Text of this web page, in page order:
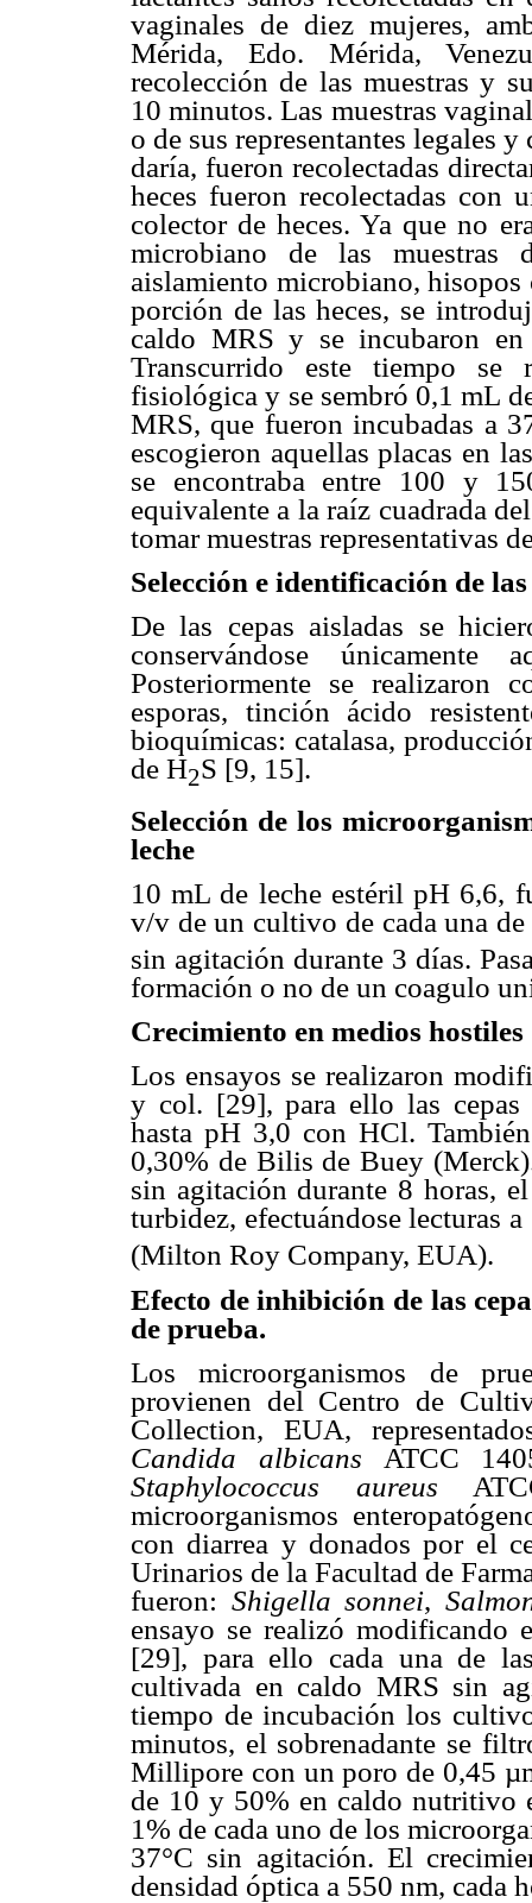
vaginales de diez mujeres,
Mérida, Edo. Mérida,
recolección de las muestras y
10 minutos. Las muestras
o de sus representantes legales
daría, fueron recolectadas
heces fueron recolectadas con
colector de heces. Ya que no
microbiano de las muestras
aislamiento microbiano, hisopos
porción de las heces, se
caldo MRS y se incubaron en
Transcurrido este tiempo se
fisiológica y se sembró 0,1 mL
MRS, que fueron incubadas a
escogieron aquellas placas en
se encontraba entre 100 y
equivalente a la raíz cuadrada
tomar muestras representativas
Selección e identificación de las
De las cepas aisladas se
conservándose
Posteriormente se realizaron
esporas, tinción ácido
bioquímicas: catalasa,
de H2S [9, 15].
Selección de los
leche
10 mL de leche estéril pH 6,6,
v/v de un cultivo de cada una de
sin agitación durante 3 días.
formación o no de un coagulo
Crecimiento en medios hostiles
Los ensayos se realizaron
y col. [29], para ello las cepas
hasta pH 3,0 con HCl.
0,30% de Bilis de Buey
sin agitación durante 8 horas,
turbidez, efectuándose lecturas a
(Milton Roy Company, EUA).
Efecto de inhibición de las
de prueba.
Los microorganismos de
provienen del Centro de
Collection, EUA,
Candida albicans ATCC
Staphylococcus aureus
microorganismos
con diarrea y donados por el
Urinarios de la Facultad de
fueron: Shigella sonnei,
ensayo se realizó
[29], para ello cada una de
cultivada en caldo MRS sin
tiempo de incubación los
minutos, el sobrenadante se
Millipore con un poro de 0,45
de 10 y 50% en caldo nutritivo
1% de cada uno de los
37°C sin agitación. El
densidad óptica a 550 nm, cada